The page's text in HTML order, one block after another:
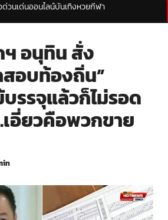
ด่วนเด่นออนไลน์บันเทิงหวยกีฬา
อนุทิน สั่ง
อบท้องถิ่น”
รรจุแล้วก็ไม่รอด
อี่ยวคือพวกขาย